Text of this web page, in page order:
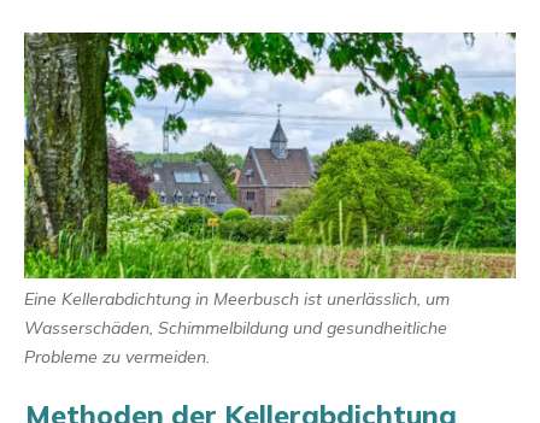
Eine Kellerabdichtung in Meerbusch ist unerlässlich, um
Wasserschäden, Schimmelbildung und gesundheitliche
Probleme zu vermeiden.
Methoden der Kellerabdichtung